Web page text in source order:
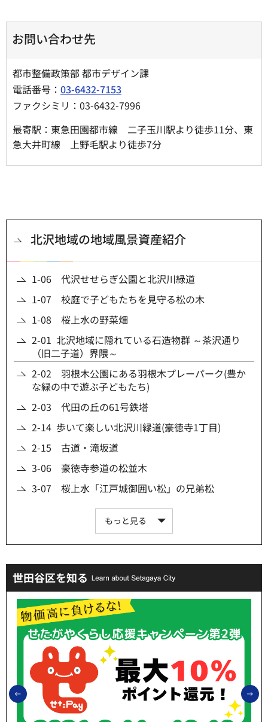
お問い合わせ先
都市整備政策部 都市デザイン課
電話番号： 03-6432-7153
ファクシミリ：03-6432-7996
最寄駅：東急田園都市線 二子玉川駅より徒歩11分、東
急大井町線 上野毛駅より徒歩7分
北沢地域の地域風景資産紹介
1-06 代沢せせらぎ公園と北沢川緑道
1-07 校庭で子どもたちを見守る松の木
1-08 桜上水の野菜畑
2-01 北沢地域に隠れている石造物群 ～茶沢通り
（旧二子道）界隈～
2-02 羽根木公園にある羽根木プレーパーク(豊か
な緑の中で遊ぶ子どもたち)
2-03 代田の丘の61号鉄塔
2-14 歩いて楽しい北沢川緑道(豪徳寺1丁目)
2-15 古道・滝坂道
3-06 豪徳寺参道の松並木
3-07 桜上水「江戸城御囲い松」の兄弟松
もっと見る
世田谷区を知る
前のスライドを表示